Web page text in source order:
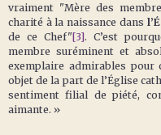
vraiment "Mère des
charité à la naissance dans
de ce Chef"[3]. C’est
membre suréminent et
exemplaire admirables
objet de la part de l’Église
sentiment filial de piété,
aimante. »